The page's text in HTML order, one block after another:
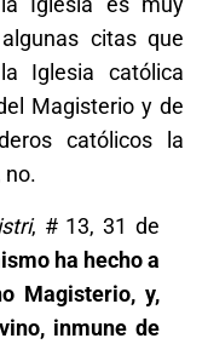
citas que
Iglesia católica
Magisterio y de
católicos la
no.
, # 13, 31 de
ha hecho a
Magisterio, y,
inmune de